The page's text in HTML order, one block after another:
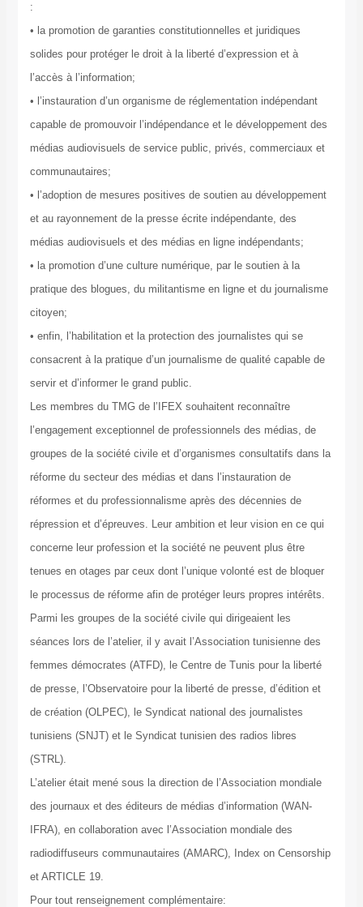
:
• la promotion de garanties constitutionnelles et juridiques
solides pour protéger le droit à la liberté d’expression et à
l’accès à l’information;
• l’instauration d’un organisme de réglementation indépendant
capable de promouvoir l’indépendance et le développement des
médias audiovisuels de service public, privés, commerciaux et
communautaires;
• l’adoption de mesures positives de soutien au développement
et au rayonnement de la presse écrite indépendante, des
médias audiovisuels et des médias en ligne indépendants;
• la promotion d’une culture numérique, par le soutien à la
pratique des blogues, du militantisme en ligne et du journalisme
citoyen;
• enfin, l’habilitation et la protection des journalistes qui se
consacrent à la pratique d’un journalisme de qualité capable de
servir et d’informer le grand public.
Les membres du TMG de l’IFEX souhaitent reconnaître
l’engagement exceptionnel de professionnels des médias, de
groupes de la société civile et d’organismes consultatifs dans la
réforme du secteur des médias et dans l’instauration de
réformes et du professionnalisme après des décennies de
répression et d’épreuves. Leur ambition et leur vision en ce qui
concerne leur profession et la société ne peuvent plus être
tenues en otages par ceux dont l’unique volonté est de bloquer
le processus de réforme afin de protéger leurs propres intérêts.
Parmi les groupes de la société civile qui dirigeaient les
séances lors de l’atelier, il y avait l’Association tunisienne des
femmes démocrates (ATFD), le Centre de Tunis pour la liberté
de presse, l’Observatoire pour la liberté de presse, d’édition et
de création (OLPEC), le Syndicat national des journalistes
tunisiens (SNJT) et le Syndicat tunisien des radios libres
(STRL).
L’atelier était mené sous la direction de l’Association mondiale
des journaux et des éditeurs de médias d’information (WAN-
IFRA), en collaboration avec l’Association mondiale des
radiodiffuseurs communautaires (AMARC), Index on Censorship
et ARTICLE 19.
Pour tout renseignement complémentaire: